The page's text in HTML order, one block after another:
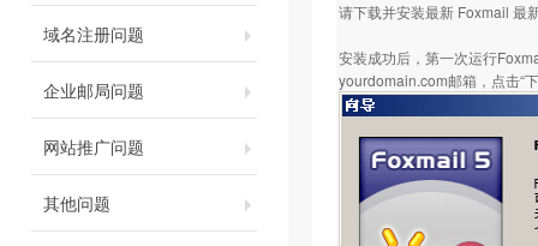
域名注册问题
企业邮局问题
网站推广问题
其他问题
请下载并安装最新 Foxmail 最
安装成功后，第一次运行
yourdomain.com邮箱，点击“